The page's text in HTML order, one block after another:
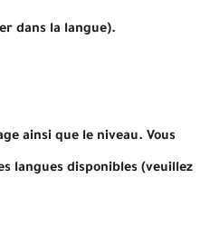
dans la langue).
ainsi que le niveau. Vous
langues disponibles (veuillez